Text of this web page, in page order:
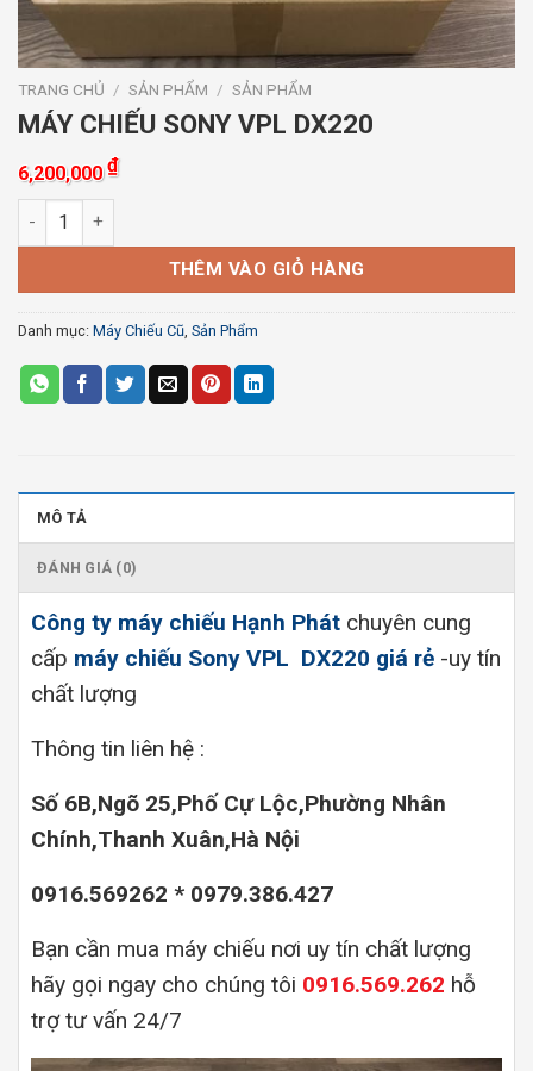
TRANG CHỦ / SẢN PHẨM / SẢN PHẨM
MÁY CHIẾU SONY VPL DX220
6,200,000₫
MÁY CHIẾU SONY VPL DX220 số lượng
THÊM VÀO GIỎ HÀNG
Danh mục: Máy Chiếu Cũ Sản Phẩm
MÔ TẢ
ĐÁNH GIÁ (0)
Công ty máy chiếu Hạnh Phát chuyên cung
cấp máy chiếu Sony VPL DX220 giá rẻ -uy tín
chất lượng
Thông tin liên hệ :
Số 6B,Ngõ 25,Phố Cự Lộc,Phường Nhân
Chính,Thanh Xuân,Hà Nội
0916.569262 * 0979.386.427
Bạn cần mua máy chiếu nơi uy tín chất lượng
hãy gọi ngay cho chúng tôi 0916.569.262 hỗ
trợ tư vấn 24/7